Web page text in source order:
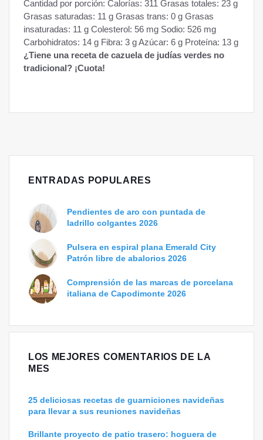
Cantidad por porción: Calorías: 311 Grasas totales: 23 g
Grasas saturadas: 11 g Grasas trans: 0 g Grasas
insaturadas: 11 g Colesterol: 56 mg Sodio: 526 mg
Carbohidratos: 14 g Fibra: 3 g Azúcar: 6 g Proteína: 13 g
¿Tiene una receta de cazuela de judías verdes no
tradicional? ¡Cuota!
ENTRADAS POPULARES
Pendientes de aro con puntada de
ladrillo colgantes 2026
Pulsera en espiral plana Emerald City
Patrón libre de abalorios 2026
Comprensión de las marcas de porcelana
italiana de Capodimonte 2026
LOS MEJORES COMENTARIOS DE LA
MES
25 deliciosas recetas de guarniciones navideñas
para llevar a sus reuniones navideñas
Brillante proyecto de patio trasero: hoguera de